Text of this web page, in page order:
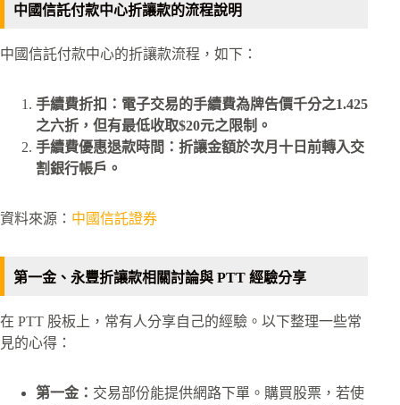
中國信託付款中心折讓款的流程說明
中國信託付款中心的折讓款流程，如下：
手續費折扣：電子交易的手續費為牌告價千分之1.425
之六折，但有最低收取$20元之限制。
手續費優惠退款時間：折讓金額於次月十日前轉入交
割銀行帳戶。
資料來源： 中國信託證券
第一金、永豐折讓款相關討論與 PTT 經驗分享
在 PTT 股板上，常有人分享自己的經驗。以下整理一些常
見的心得：
第一金： 交易部份能提供網路下單。購買股票，若使